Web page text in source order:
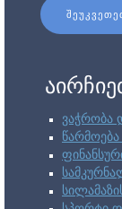
ვაჭრობა